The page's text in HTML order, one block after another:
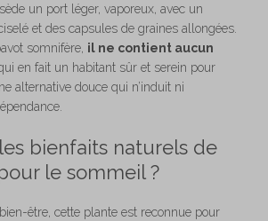
un port léger, vaporeux, avec un
et des capsules de graines allongées.
somnifère, il ne contient aucun
qui en fait un habitant sûr et serein pour
alternative douce qui n’induit ni
bienfaits naturels de
le sommeil ?
être, cette plante est reconnue pour